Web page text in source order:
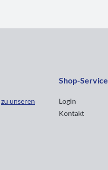
zu unseren
Shop-Service
Login
Kontakt